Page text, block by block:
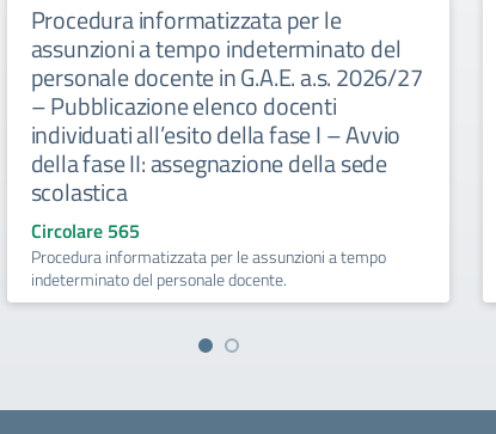
Procedura informatizzata per le
assunzioni a tempo indeterminato del
personale docente in G.A.E. a.s. 2026/27
– Pubblicazione elenco docenti
individuati all’esito della fase I – Avvio
della fase II: assegnazione della sede
scolastica
Circolare 565
Procedura informatizzata per le assunzioni a tempo
indeterminato del personale docente.